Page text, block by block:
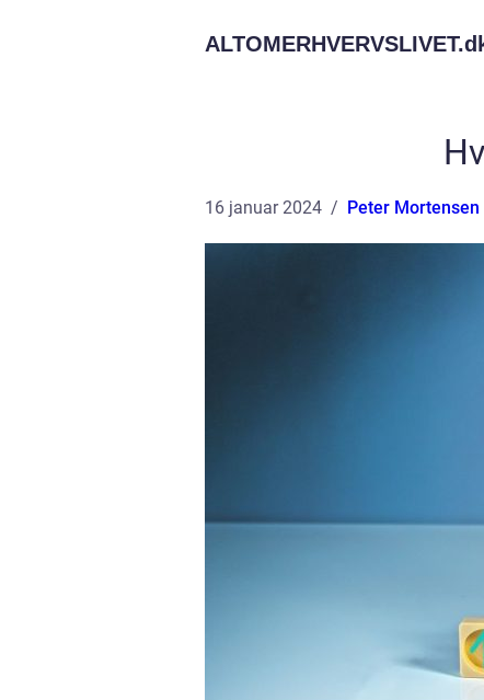
ALTOMERHVERVSLIVET.
16 januar 2024 Peter Mortensen